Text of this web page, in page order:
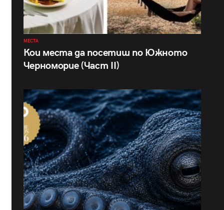
МЕСТА
Кои места да посетиш по Южното
Черноморие (Част II)